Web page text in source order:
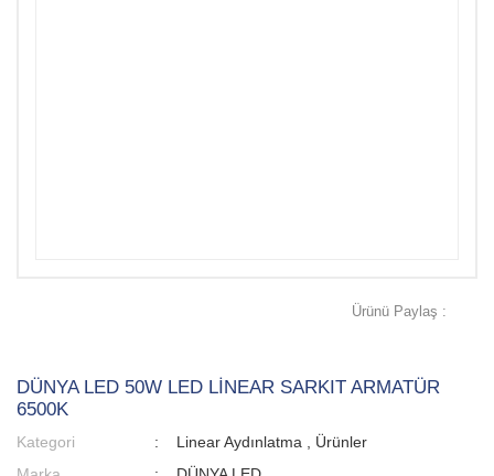
Ürünü Paylaş :
DÜNYA LED 50W LED LİNEAR SARKIT ARMATÜR
6500K
Kategori Linear Aydınlatma
Ürünler